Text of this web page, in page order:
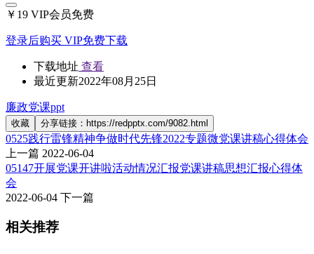
￥19 VIP会员免费
登录后购买 VIP免费下载
下载地址 查看
最近更新2022年08月25日
廉政党课ppt
收藏 分享链接：https://redpptx.com/9082.html
0525践行雷锋精神争做时代先锋2022专题微党课讲稿心得体会
上一篇 2022-06-04
05147开展党课开讲啦活动情况汇报党课讲稿思想汇报心得体
会
2022-06-04 下一篇
相关推荐